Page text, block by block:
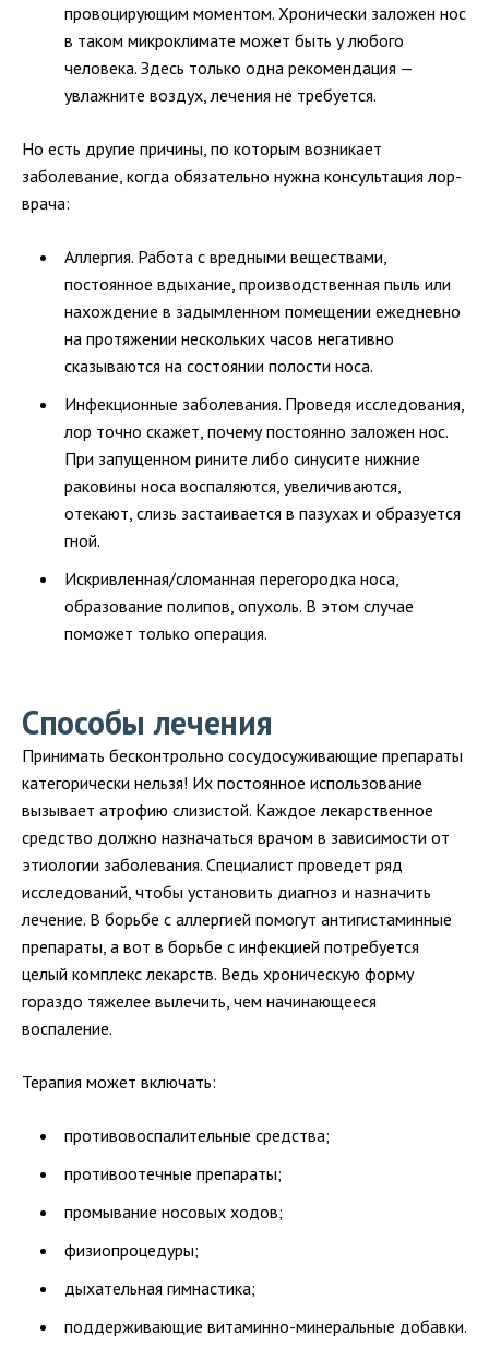
провоцирующим моментом. Хронически заложен нос
в таком микроклимате может быть у любого
человека. Здесь только одна рекомендация —
увлажните воздух, лечения не требуется.
Но есть другие причины, по которым возникает
заболевание, когда обязательно нужна консультация лор-
врача:
Аллергия. Работа с вредными веществами,
постоянное вдыхание, производственная пыль или
нахождение в задымленном помещении ежедневно
на протяжении нескольких часов негативно
сказываются на состоянии полости носа.
Инфекционные заболевания. Проведя исследования,
лор точно скажет, почему постоянно заложен нос.
При запущенном рините либо синусите нижние
раковины носа воспаляются, увеличиваются,
отекают, слизь застаивается в пазухах и образуется
гной.
Искривленная/сломанная перегородка носа,
образование полипов, опухоль. В этом случае
поможет только операция.
Способы лечения
Принимать бесконтрольно сосудосуживающие препараты
категорически нельзя! Их постоянное использование
вызывает атрофию слизистой. Каждое лекарственное
средство должно назначаться врачом в зависимости от
этиологии заболевания. Специалист проведет ряд
исследований, чтобы установить диагноз и назначить
лечение. В борьбе с аллергией помогут антигистаминные
препараты, а вот в борьбе с инфекцией потребуется
целый комплекс лекарств. Ведь хроническую форму
гораздо тяжелее вылечить, чем начинающееся
воспаление.
Терапия может включать:
противовоспалительные средства;
противоотечные препараты;
промывание носовых ходов;
физиопроцедуры;
дыхательная гимнастика;
поддерживающие витаминно-минеральные добавки.